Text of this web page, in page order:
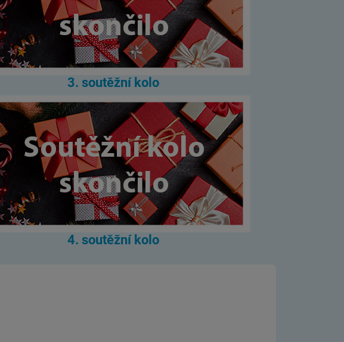
3. soutěžní kolo
4. soutěžní kolo